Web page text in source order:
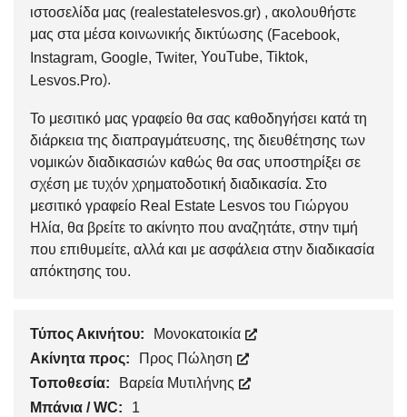
ιστοσελίδα μας (realestatelesvos.gr) , ακολουθήστε
μας στα μέσα κοινωνικής δικτύωσης (Facebook,
Instagram, Google, Twiter, YouTube, Tiktok,
Lesvos.Pro).
Το μεσιτικό μας γραφείο θα σας καθοδηγήσει κατά τη
διάρκεια της διαπραγμάτευσης, της διευθέτησης των
νομικών διαδικασιών καθώς θα σας υποστηρίξει σε
σχέση με τυχόν χρηματοδοτική διαδικασία. Στο
μεσιτικό γραφείο Real Estate Lesvos του Γιώργου
Ηλία, θα βρείτε το ακίνητο που αναζητάτε, στην τιμή
που επιθυμείτε, αλλά και με ασφάλεια στην διαδικασία
απόκτησης του.
Τύπος Ακινήτου:
Μονοκατοικία
Ακίνητα προς:
Προς Πώληση
Τοποθεσία:
Βαρεία Μυτιλήνης
Μπάνια / WC:
1